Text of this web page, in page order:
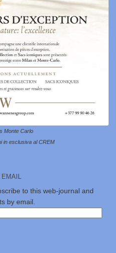
Monte Carlo
in esclusiva al CREM
to this web-journal and
by email.